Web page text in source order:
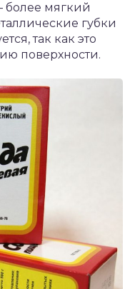
более мягкий
губки
так как это
поверхности.